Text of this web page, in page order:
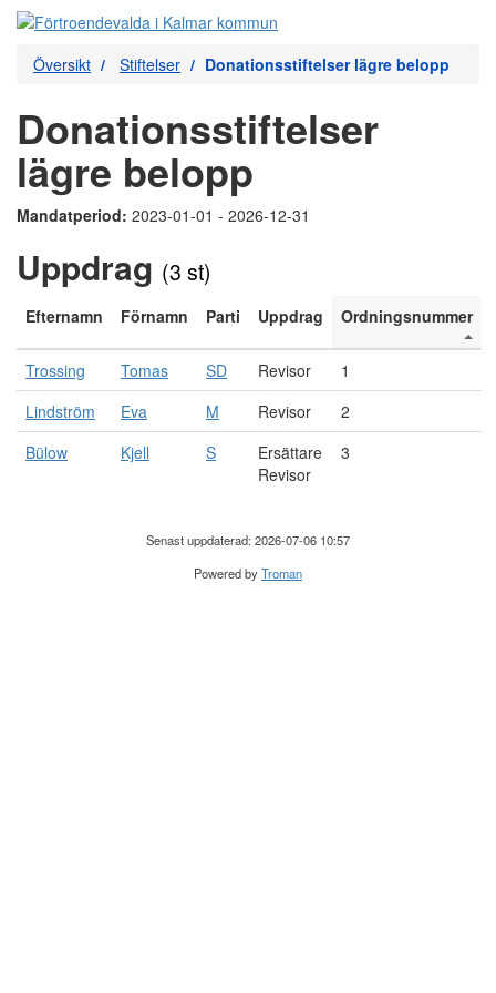
Översikt Stiftelser Donationsstiftelser lägre belopp
Donationsstiftelser
lägre belopp
Mandatperiod: 2023-01-01 - 2026-12-31
Uppdrag (3 st)
Efternamn Förnamn Parti Uppdrag Ordningsnummer
Trossing Tomas SD Revisor
1
Lindström
Eva M Revisor
2
Bülow
Kjell S
Ersättare
Revisor
3
Senast uppdaterad: 2026-07-06 10:57
Powered byTroman